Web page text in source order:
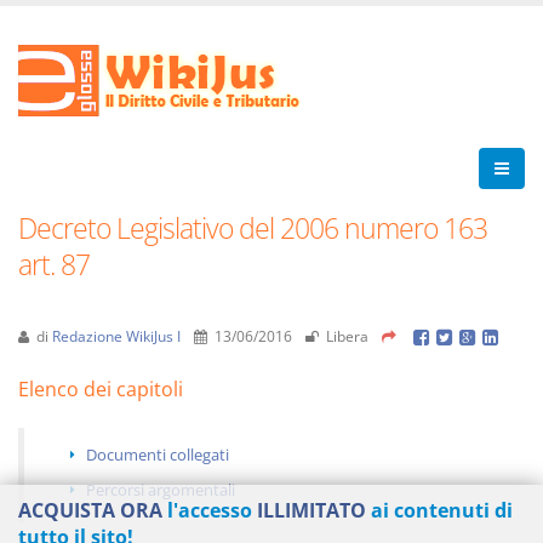
Decreto Legislativo del 2006 numero 163
art. 87
di Redazione WikiJus I 13/06/2016 Libera
Elenco dei capitoli
Documenti collegati
Percorsi argomentali
ACQUISTA ORA l'accesso ILLIMITATO ai contenuti di
tutto il sito!